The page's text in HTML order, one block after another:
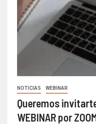
NOTICIAS WEBINAR
Queremos
WEBINAR por